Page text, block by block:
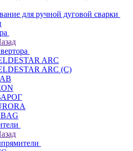
для ручной дуговой сварки
ARC
ARC (С)